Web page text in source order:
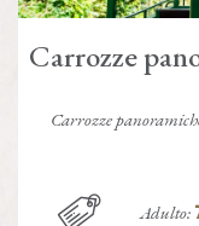
Carrozze
Carrozze
Adulto: